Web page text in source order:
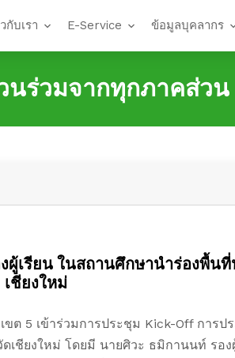
กับเรา E-Service ข้อมูลบุคลากร
นร่วมจากทุกภาคส่วน
เรียน ในสถานศึกษานำร่องพื้น
เชียงใหม่
ต 5 เข้าร่วมการประชุม Kick-Off การป
ชียงใหม่ โดยมี นายศิวะ ธมิกานนท์ รอง